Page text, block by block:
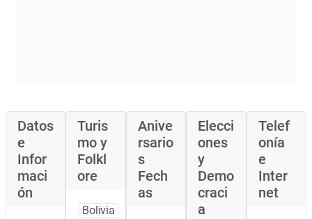
Datos
e
Infor
maci
ón
Turis
mo y
Folkl
ore
Bolivia
Anive
rsario
s
Fech
as
Elecci
ones
y
Demo
craci
a
Telef
onía
e
Inter
net